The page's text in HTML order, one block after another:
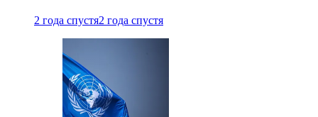
2 года спустя2 года спустя